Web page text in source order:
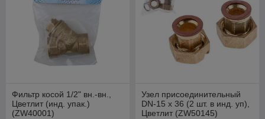
Фильтр косой 1/2" вн.-вн.,
Цветлит (инд. упак.)
(ZW40001)
Узел присоединительный
DN-15 х 36 (2 шт. в инд. уп),
Цветлит (ZW50145)